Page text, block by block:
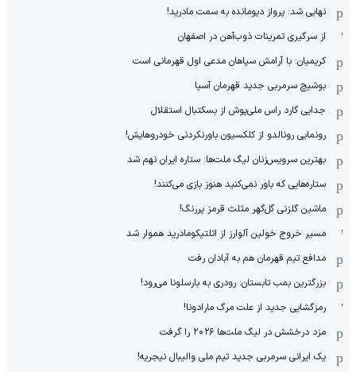
نهایی شد: پرواز دیومانده به سمت مادرید!
از سرگیری تمرینات ذوب‌آهن در اصفهان
کریمیان: با آرامش سپاهان مدعی اول قهرمانی است
بوشیچ سرمربی جدید قهرمان آسیا
جدایی گارد راس ملی‌پوش از بسکتبال استقلال
رونمایی رونالدو از کلکسیون باورنکردنی خودروهایش!
بهترین سرویس‌زنان لیگ ملت‌ها: ستاره ایران نهم شد
ستاره‌هایی که باور نمی‌کنید هنوز بازی می‌کنند!
ماشین گلزنی گل‌گهر مثلث قرمز پررنگ!
مسیر خروج خولین آلوارز از اتلتیکومادرید هموار شد
مدافع تیم قهرمان هم به آبادان رفت
بزرگترین بمب تابستان: رودری به بارسلونا می‌رود!
رمزگشایی جدید از علت مرگ مارادونا!
مزد درخشش در لیگ ملت‌ها ٢٠٢۶ را گرفت
یک ایرانی سرمربی جدید تیم ملی والیبال نیجریه!